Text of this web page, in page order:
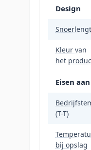
Design
Kleur van
het
Eisen
(T-T)
bij opslag